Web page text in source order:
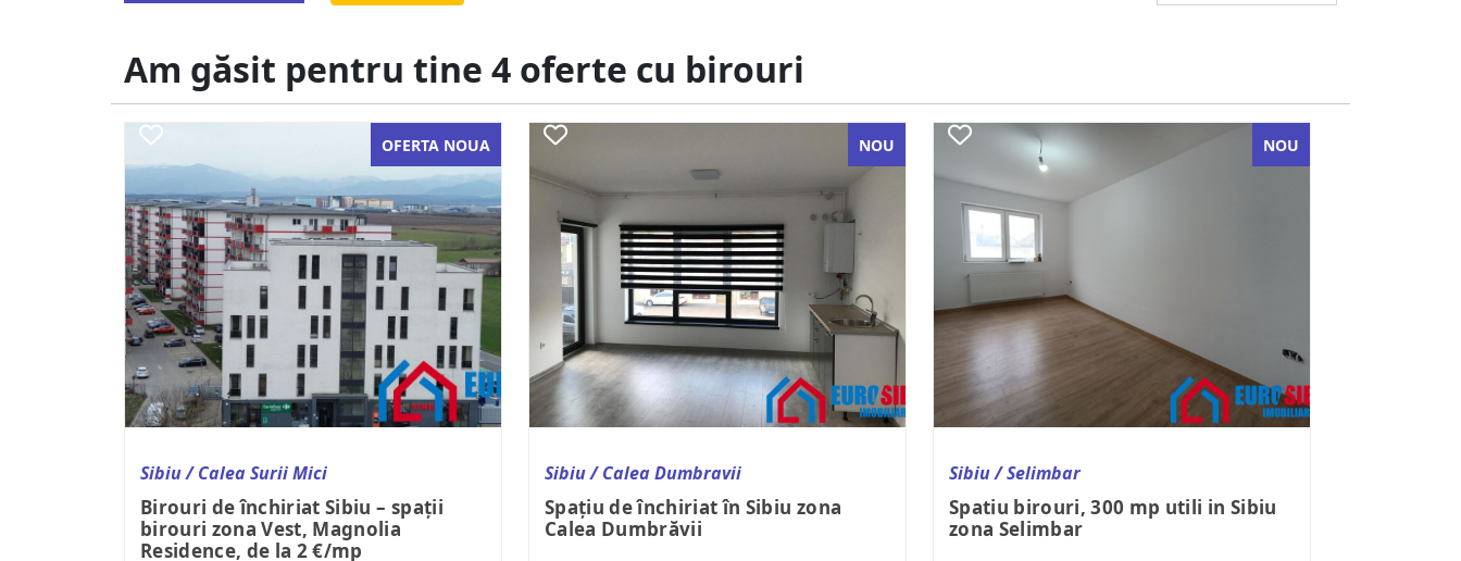
Am găsit pentru tine 4 oferte cu birouri
OFERTA NOUA
Sibiu / Calea Surii Mici
Birouri de închiriat Sibiu – spații
birouri zona Vest, Magnolia
Residence, de la 2 €/mp
NOU
Sibiu / Calea Dumbravii
Spațiu de închiriat în Sibiu zona
Calea Dumbrăvii
NOU
Sibiu / Selimbar
Spatiu birouri, 300 mp utili in Sibiu
zona Selimbar